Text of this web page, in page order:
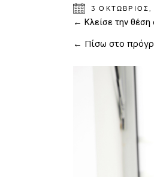
3 ΟΚΤΏΒΡΙΟΣ,
← Κλείσε την θέση
← Πίσω στο